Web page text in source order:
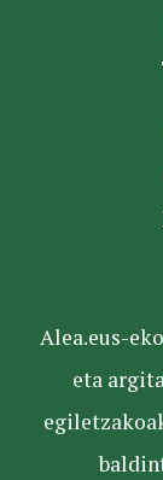
Alea.eus-
eta